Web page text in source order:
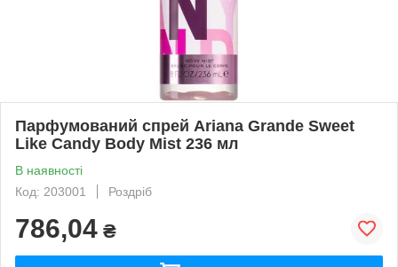
Парфумований спрей Ariana Grande Sweet
Like Candy Body Mist 236 мл
В наявності
Код: 203001
Роздріб
786,04 ₴